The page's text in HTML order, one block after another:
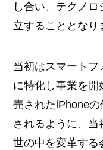
し合い、テクノ
立することとなり
当初はスマートフ
に特化し事業を開
売されたiPhone
されるように、
世の中を変革する